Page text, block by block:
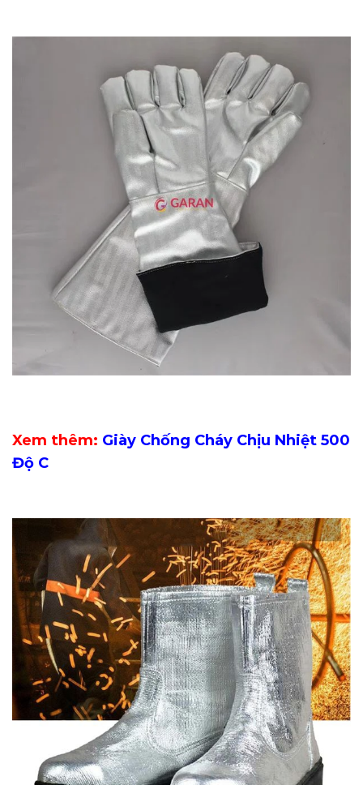
Xem thêm: Giày Chống Cháy Chịu Nhiệt 500
Độ C